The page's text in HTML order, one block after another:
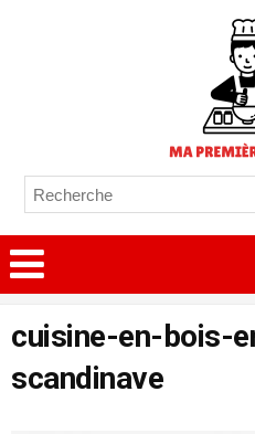
cuisine-en-bois-
scandinave